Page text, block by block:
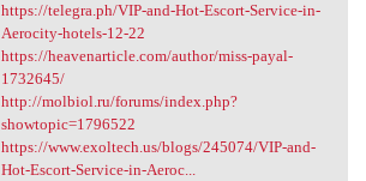
https://telegra.ph/VIP-and-Hot-Escort-Service-in-
Aerocity-hotels-12-22
https://heavenarticle.com/author/miss-payal-
1732645/
http://molbiol.ru/forums/index.php?
showtopic=1796522
https://www.exoltech.us/blogs/245074/VIP-and-
Hot-Escort-Service-in-Aeroc...